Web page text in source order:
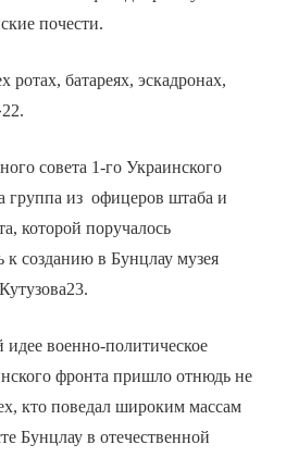
почести.
ротах, батареях, эскадронах,
совета 1-го Украинского
группа из офицеров штаба и
которой поручалось
к созданию в Бунцлау музея
идее военно-политическое
фронта пришло отнюдь не
кто поведал широким массам
Бунцлау в отечественной